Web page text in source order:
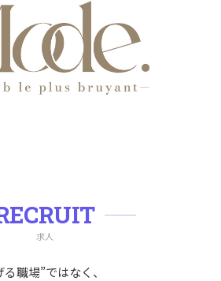
求人
職場”ではなく、